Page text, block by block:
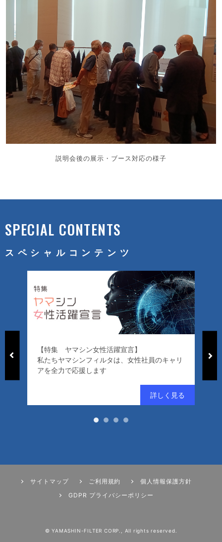
説明会後の展示・ブース対応の様子
SPECIAL CONTENTS
スペシャルコンテンツ
【特集 ヤマシン女性活躍宣言】
私たちヤマシンフィルタは、女性社員のキャリ
アを全力で応援します
ード）」
サイトマップ ご利用規約
個人情報保護方針
GDPR プライバシーポリシー
© YAMASHIN-FILTER CORP., All rights reserved.